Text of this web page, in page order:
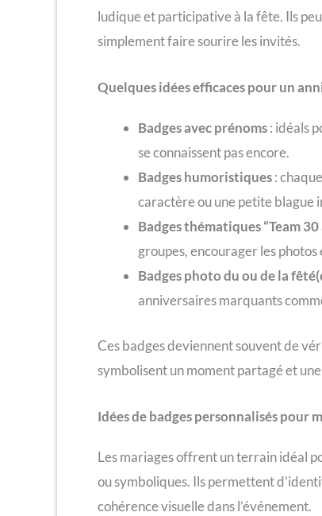
ludique et participative à la fête. Ils
simplement faire sourire les invités.
Quelques idées efficaces pour un
Badges avec prénoms: idéals
se connaissent pas encore.
Badges humoristiques:
caractère ou une petite blague
Badges thématiques “Team 30
groupes, encourager les
Badges photo du ou de la
anniversaires marquants
Ces badges deviennent souvent de
symbolisent un moment partagé et
Idées de badges personnalisés pour
Les mariages offrent un terrain idéal
ou symboliques. Ils permettent
cohérence visuelle dans l’événement.